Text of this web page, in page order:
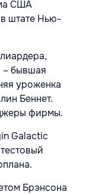
США
штате Нью-
– бывшая
уроженка
Беннет.
фирмы.
Galactic
Брэнсона